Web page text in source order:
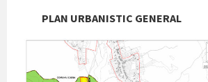
PLAN URBANISTIC GENERAL